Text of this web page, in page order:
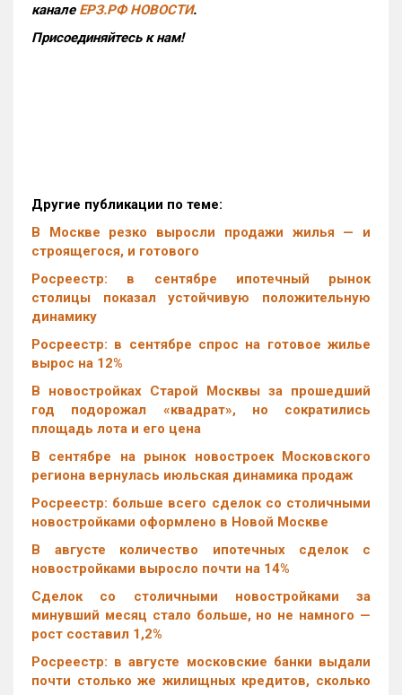
канале ЕРЗ.РФ НОВОСТИ.
Присоединяйтесь к нам!
Другие публикации по теме:
В Москве резко выросли продажи жилья — и
строящегося, и готового
Росреестр: в сентябре ипотечный рынок
столицы показал устойчивую положительную
динамику
Росреестр: в сентябре спрос на готовое жилье
вырос на 12%
В новостройках Старой Москвы за прошедший
год подорожал «квадрат», но сократились
площадь лота и его цена
В сентябре на рынок новостроек Московского
региона вернулась июльская динамика продаж
Росреестр: больше всего сделок со столичными
новостройками оформлено в Новой Москве
В августе количество ипотечных сделок с
новостройками выросло почти на 14%
Cделок со столичными новостройками за
минувший месяц стало больше, но не намного —
рост составил 1,2%
Росреестр: в августе московские банки выдали
почти столько же жилищных кредитов, сколько